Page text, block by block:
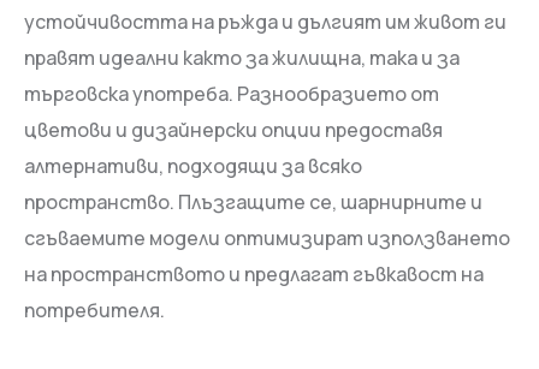
устойчивостта на ръжда и дългият им живот ги
правят идеални както за жилищна, така и за
търговска употреба. Разнообразието от
цветови и дизайнерски опции предоставя
алтернативи, подходящи за всяко
пространство. Плъзгащите се, шарнирните и
сгъваемите модели оптимизират използването
на пространството и предлагат гъвкавост на
потребителя.